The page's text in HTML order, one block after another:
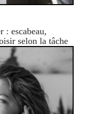
: escabeau,
selon la tâche